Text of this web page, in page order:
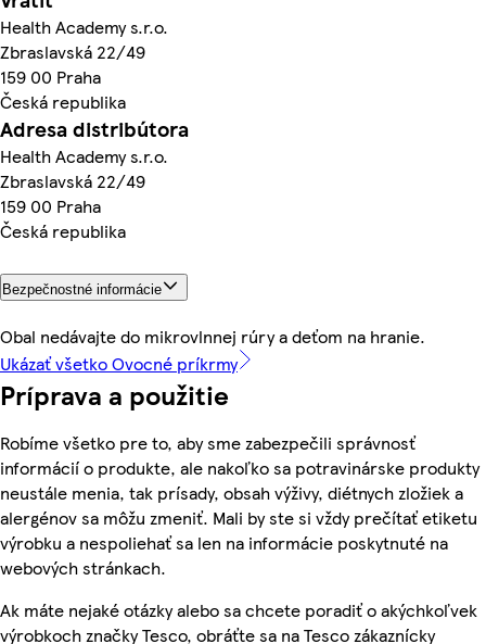
Health Academy s.r.o.
Zbraslavská 22/49
159 00 Praha
Česká republika
Adresa distribútora
Health Academy s.r.o.
Zbraslavská 22/49
159 00 Praha
Česká republika
Bezpečnostné informácie
Obal nedávajte do mikrovlnnej rúry a deťom na hranie.
Ukázať všetko Ovocné príkrmy
Príprava a použitie
Robíme všetko pre to, aby sme zabezpečili správnosť
informácií o produkte, ale nakoľko sa potravinárske produkty
neustále menia, tak prísady, obsah výživy, diétnych zložiek a
alergénov sa môžu zmeniť. Mali by ste si vždy prečítať etiketu
výrobku a nespoliehať sa len na informácie poskytnuté na
webových stránkach.
Ak máte nejaké otázky alebo sa chcete poradiť o akýchkoľvek
výrobkoch značky Tesco, obráťte sa na Tesco zákaznícky